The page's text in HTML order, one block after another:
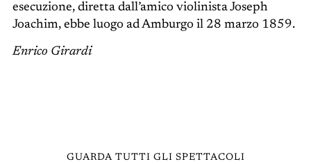
esecuzione, diretta dall’amico violinista Joseph
Joachim, ebbe luogo ad Amburgo il 28 marzo 1859.
Enrico Girardi
GUARDA TUTTI GLI SPETTACOLI